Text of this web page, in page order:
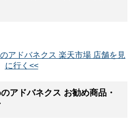
アドバネクス 楽天市場 店舗を見
に行く<<
アドバネクス お勧め商品・